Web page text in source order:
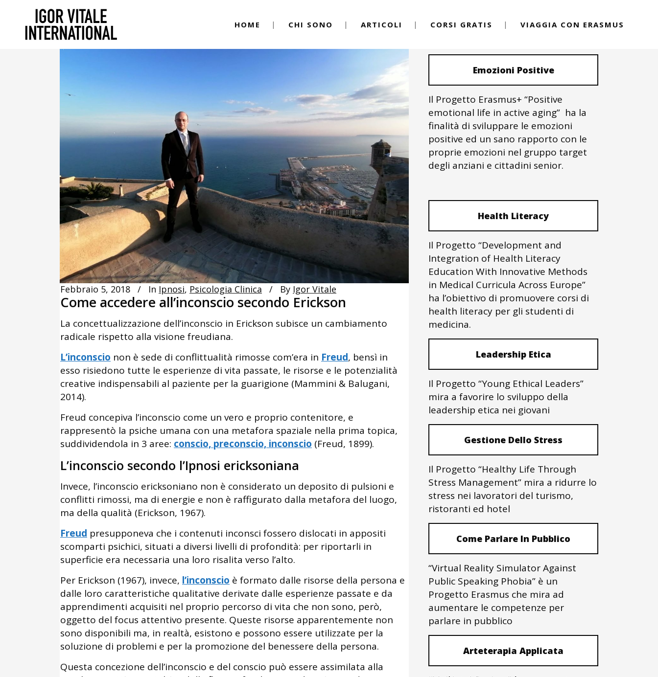
HOME CHI SONO ARTICOLI CORSI GRATIS VIAGGIA CON ERASMUS
Febbraio 5, 2018 In Ipnosi, Psicologia Clinica By Igor Vitale
Come accedere all’inconscio secondo Erickson
La concettualizzazione dell’inconscio in Erickson subisce un cambiamento
radicale rispetto alla visione freudiana.
L’inconscio non è sede di conflittualità rimosse com’era in Freud, bensì in
esso risiedono tutte le esperienze di vita passate, le risorse e le potenzialità
creative indispensabili al paziente per la guarigione (Mammini & Balugani,
2014).
Freud concepiva l’inconscio come un vero e proprio contenitore, e
rappresentò la psiche umana con una metafora spaziale nella prima topica,
suddividendola in 3 aree: conscio, preconscio, inconscio (Freud, 1899).
L’inconscio secondo l’Ipnosi ericksoniana
Invece, l’inconscio ericksoniano non è considerato un deposito di pulsioni e
conflitti rimossi, ma di energie e non è raffigurato dalla metafora del luogo,
ma della qualità (Erickson, 1967).
Freud presupponeva che i contenuti inconsci fossero dislocati in appositi
scomparti psichici, situati a diversi livelli di profondità: per riportarli in
superficie era necessaria una loro risalita verso l’alto.
Per Erickson (1967), invece, l’inconscio è formato dalle risorse della persona e
dalle loro caratteristiche qualitative derivate dalle esperienze passate e da
apprendimenti acquisiti nel proprio percorso di vita che non sono, però,
oggetto del focus attentivo presente. Queste risorse apparentemente non
sono disponibili ma, in realtà, esistono e possono essere utilizzate per la
soluzione di problemi e per la promozione del benessere della persona.
Questa concezione dell’inconscio e del conscio può essere assimilata alla
Emozioni Positive
Il Progetto Erasmus+ “Positive
emotional life in active aging” ha la
finalità di sviluppare le emozioni
positive ed un sano rapporto con le
proprie emozioni nel gruppo target
degli anziani e cittadini senior.
Health Literacy
Il Progetto “Development and
Integration of Health Literacy
Education With Innovative Methods
in Medical Curricula Across Europe”
ha l’obiettivo di promuovere corsi di
health literacy per gli studenti di
medicina.
Leadership Etica
Il Progetto “Young Ethical Leaders”
mira a favorire lo sviluppo della
leadership etica nei giovani
Gestione Dello Stress
Il Progetto “Healthy Life Through
Stress Management” mira a ridurre lo
stress nei lavoratori del turismo,
ristoranti ed hotel
Come Parlare In Pubblico
“Virtual Reality Simulator Against
Public Speaking Phobia” è un
Progetto Erasmus che mira ad
aumentare le competenze per
parlare in pubblico
Arteterapia Applicata